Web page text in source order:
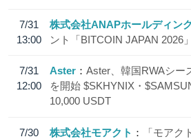
7/31
13:00
株式会社ANAPホールディン
ント「BITCOIN JAPAN 2026
7/31
12:00
Aster
Aster、韓国RWAシー
を開始 $SKHYNIX・
10,000 USDT
7/30
株式会社モアクト
「モアク